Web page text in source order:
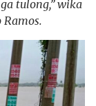
tulong,” wika